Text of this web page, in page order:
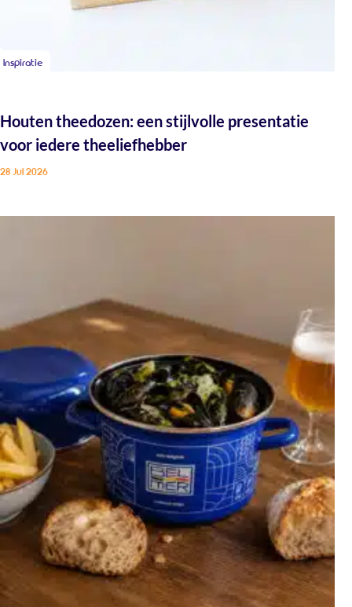
Inspiratie
Houten theedozen: een stijlvolle presentatie
voor iedere theeliefhebber
28 Jul 2026